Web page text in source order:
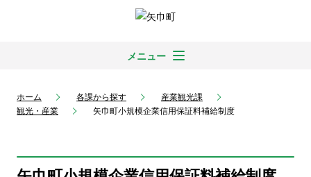
メニュー
ホーム 各課から探す
産業観光課
観光・産業
矢巾町小規模企業信用保証料補給制度